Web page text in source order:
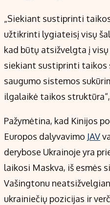
„Siekiant sustiprinti
užtikrinti lygiateisį visų
kad būtų atsižvelgta į
siekiant sustiprinti taikos
saugumo sistemos
ilgalaikė taikos
Pažymėtina, kad Kinijos
Europos dalyvavimo JAV
derybose Ukrainoje yra
laikosi Maskva, iš esmės
Vašingtonu
ukrainiečių pozicijas ir